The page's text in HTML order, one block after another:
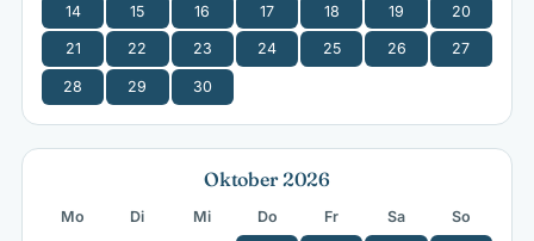
14 15 16 17 18 19 20
21 22 23 24 25 26 27
28 29 30
Oktober 2026
Mo Di Mi Do Fr Sa
So